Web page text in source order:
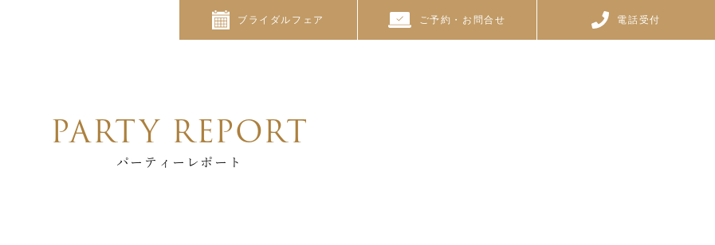
ブライダルフェア ご予約・お問合せ 電話受付
PARTY REPORT
パーティーレポート